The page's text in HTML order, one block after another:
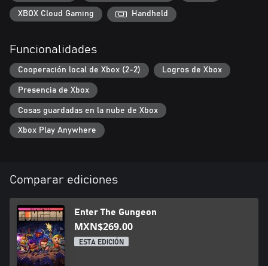
XBOX Cloud Gaming Handheld
Funcionalidades
Cooperación local de Xbox (2-2) Logros de Xbox
Presencia de Xbox
Cosas guardadas en la nube de Xbox
Xbox Play Anywhere
Comparar ediciones
Enter The Gungeon
MXN$269.00
ESTA EDICIÓN